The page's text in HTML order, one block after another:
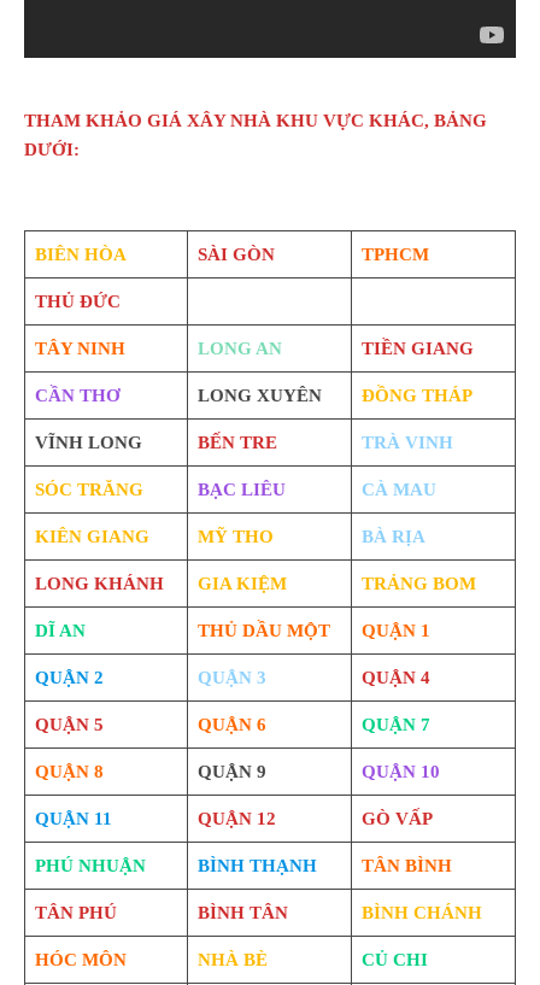
THAM KHẢO GIÁ XÂY NHÀ KHU VỰC KHÁC, BẢNG
DƯỚI:
BIÊN HÒA SÀI GÒN TPHCM
THỦ ĐỨC
TÂY NINH LONG AN TIỀN GIANG
CẦN THƠ LONG XUYÊN ĐỒNG THÁP
VĨNH LONG BẾN TRE TRÀ VINH
SÓC TRĂNG BẠC LIÊU CÀ MAU
KIÊN GIANG MỸ THO BÀ RỊA
LONG KHÁNH GIA KIỆM TRẢNG BOM
DĨ AN THỦ DẦU MỘT QUẬN 1
QUẬN 2 QUẬN 3 QUẬN 4
QUẬN 5 QUẬN 6 QUẬN 7
QUẬN 8 QUẬN 9 QUẬN 10
QUẬN 11 QUẬN 12 GÒ VẤP
PHÚ NHUẬN BÌNH THẠNH TÂN BÌNH
TÂN PHÚ BÌNH TÂN BÌNH CHÁNH
HÓC MÔN NHÀ BÈ CỦ CHI